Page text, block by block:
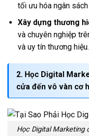
tối ưu hóa ngân
Xây dựng thương
và chuyên nghiệp
và uy tín thương hiệu.
2. Học Digital
cửa đến vô vàn cơ
Học Digital Marketing